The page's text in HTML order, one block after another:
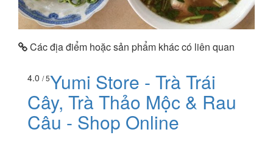
Các địa điểm hoặc sản phẩm khác có liên quan
4.0 / 5Yumi Store - Trà Trái
Cây, Trà Thảo Mộc & Rau
Câu - Shop Online